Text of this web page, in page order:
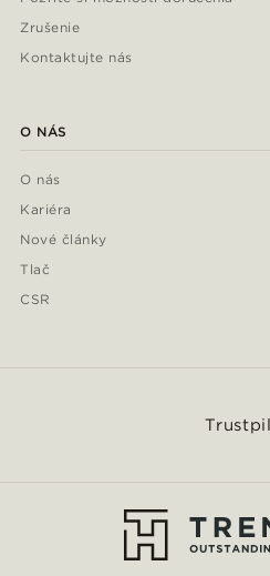
Zrušenie
Kontaktujte nás
O NÁS
O nás
Kariéra
Nové články
Tlač
CSR